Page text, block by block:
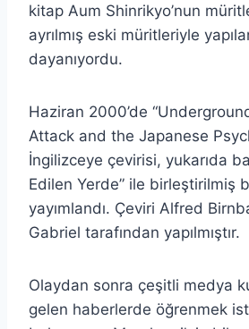
kitap Aum Shinrikyo’nun
ayrılmış eski müritleriyle
dayanıyordu.
Haziran 2000’de
Attack and the Japanese
İngilizceye çevirisi, yukarıda
Edilen Yerde” ile birleştirilmiş
yayımlandı. Çeviri Alfred
Gabriel tarafından yapılmıştır.
Olaydan sonra çeşitli medya
gelen haberlerde öğrenmek